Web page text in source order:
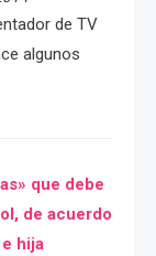
de TV
algunos
que debe
de acuerdo
hija